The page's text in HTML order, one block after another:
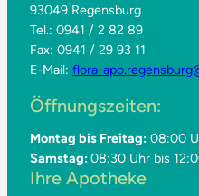
93049 Regensburg
Tel.: 0941 / 2 82 89
Fax: 0941 / 29 93 11
E-Mail:flora-
Öffnungszeiten:
Montag bis Freitag: 08:00
Samstag:08:30 Uhr bis
Ihre Apotheke